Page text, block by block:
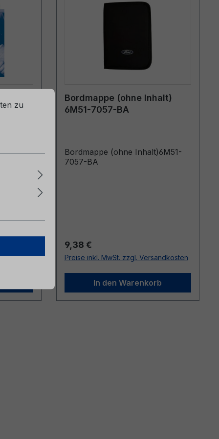
/
Bordmappe (ohne Inhalt)
6M51-7057-BA
Bordmappe (ohne Inhalt)6M51-
7057-BA
Regulärer Preis:
9,38 €
Preise inkl. MwSt. zzgl. Versandkosten
In den Warenkorb
zu